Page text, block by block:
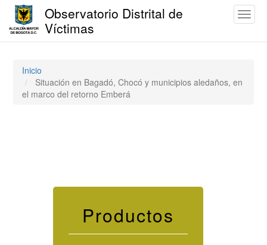
Pasar
contenido
principal
Observatorio Distrital de
Víctimas
Inicio
Situación en Bagadó, Chocó y municipios aledaños, en
el marco del retorno Emberá
Productos